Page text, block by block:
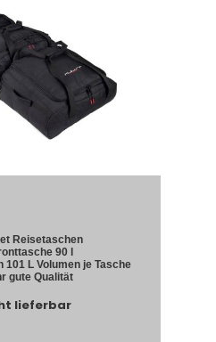
Reisetaschen
90 l
101 L Volumen je Tasche
gute Qualität
lieferbar